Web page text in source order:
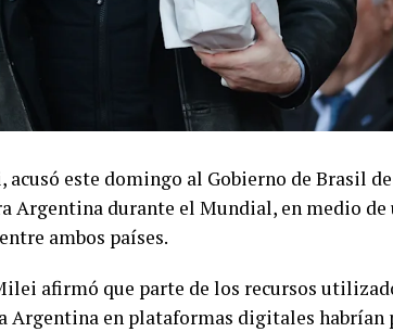
este domingo al Gobierno de Brasil
Argentina durante el Mundial, en medio de
ambos países.
afirmó que parte de los recursos
Argentina en plataformas digitales habrían